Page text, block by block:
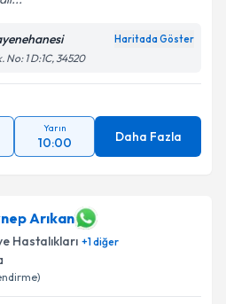
Talebini GönderHaritada Göster
No: 1 D:1C, 34520
Yarın
10:00 Daha Fazla
Arıkan
Hastalıkları +1diğer